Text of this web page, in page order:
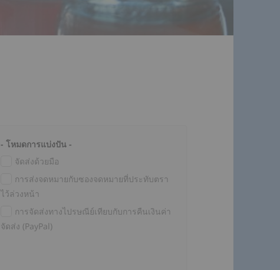
- โหมดการแบ่งปัน -
จัดส่งด้วยมือ
การส่งจดหมายกับซองจดหมายที่ประทับตรา
ไว้ล่วงหน้า
การจัดส่งทางไปรษณีย์เทียบกับการคืนเงินค่า
จัดส่ง (PayPal)